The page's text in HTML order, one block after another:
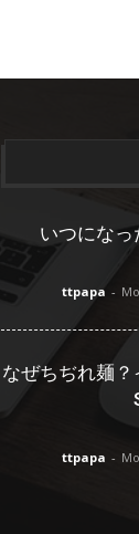
いつにな
ttpapa -
なぜちぢれ麺
ttpapa -